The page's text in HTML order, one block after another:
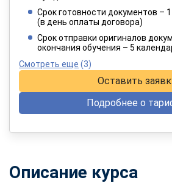
При оплате в рассрочку на
Срок готовности документов –
(в день оплаты договора)
Срок отправки оригиналов
окончания обучения – 5
Смотреть еще (3)
Оставить
Подробнее о
Описание курса